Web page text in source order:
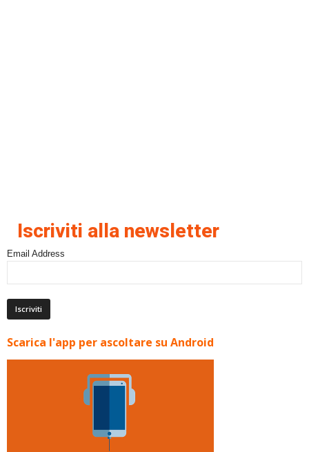
Iscriviti alla newsletter
Email Address
Scarica l'app per ascoltare su Android